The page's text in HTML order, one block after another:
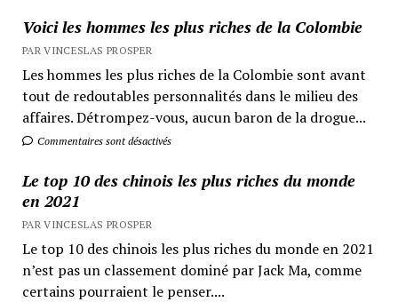
Voici les hommes les plus riches de la Colombie
PAR VINCESLAS PROSPER
Les hommes les plus riches de la Colombie sont avant
tout de redoutables personnalités dans le milieu des
affaires. Détrompez-vous, aucun baron de la drogue...
Commentaires sont désactivés
Le top 10 des chinois les plus riches du monde
en 2021
PAR VINCESLAS PROSPER
Le top 10 des chinois les plus riches du monde en 2021
n’est pas un classement dominé par Jack Ma, comme
certains pourraient le penser....